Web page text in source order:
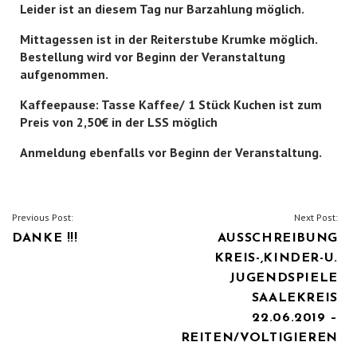
Leider ist an diesem Tag nur Barzahlung möglich.
Mittagessen ist in der Reiterstube Krumke möglich.
Bestellung wird vor Beginn der Veranstaltung
aufgenommen.
Kaffeepause: Tasse Kaffee/ 1 Stück Kuchen ist zum
Preis von 2,50€ in der LSS möglich
Anmeldung ebenfalls vor Beginn der Veranstaltung.
BEITRAGSNAVIGATION
Previous Post:
DANKE !!!
Next Post:
AUSSCHREIBUNG
KREIS-,KINDER-U.
JUGENDSPIELE
SAALEKREIS
22.06.2019 –
REITEN/VOLTIGIEREN